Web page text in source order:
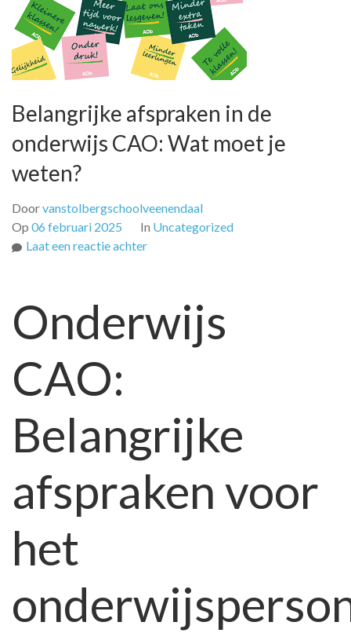
Belangrijke afspraken in de
onderwijs CAO: Wat moet je
weten?
Doorvanstolbergschoolveenendaal
Op 06 februari 2025 In Uncategorized
Laat een reactie achterop
de
onderwijs
weten?
Onderwijs
CAO:
Belangrijke
afspraken voor
het